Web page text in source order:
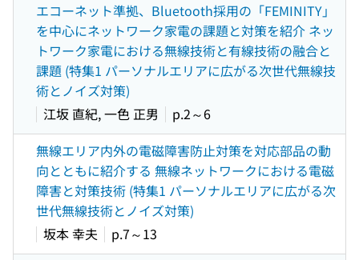
エコーネット準拠、Bluetooth採用の「FEMINITY」
を中心にネットワーク家電の課題と対策を紹介 ネッ
トワーク家電における無線技術と有線技術の融合と
課題 (特集1 パーソナルエリアに広がる次世代無線技
術とノイズ対策)
江坂 直紀, 一色 正男
p.2～6
無線エリア内外の電磁障害防止対策を対応部品の動
向とともに紹介する 無線ネットワークにおける電磁
障害と対策技術 (特集1 パーソナルエリアに広がる次
世代無線技術とノイズ対策)
坂本 幸夫
p.7～13